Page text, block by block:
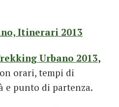
Itinerari 2013
Urbano 2013,
orari, tempi di
e punto di partenza.